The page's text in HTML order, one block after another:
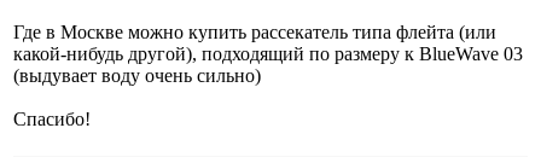
Где в Москве можно купить рассекатель типа флейта (или
какой-нибудь другой), подходящий по размеру к BlueWave 03
(выдувает воду очень сильно)
Спасибо!